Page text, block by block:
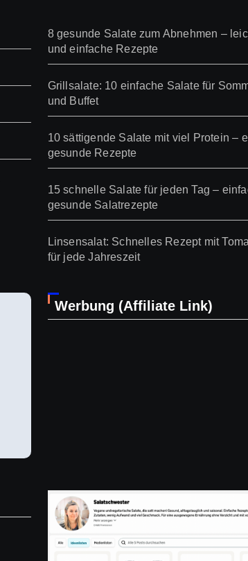
8 gesunde Salate zum Abnehmen –
und einfache Rezepte
Grillsalate: 10 einfache Salate für
und Buffet
10 sättigende Salate mit viel Protein –
gesunde Rezepte
15 schnelle Salate für jeden Tag –
gesunde Salatrezepte
Linsensalat: Schnelles Rezept mit
für jede Jahreszeit
Werbung (Affiliate Link)